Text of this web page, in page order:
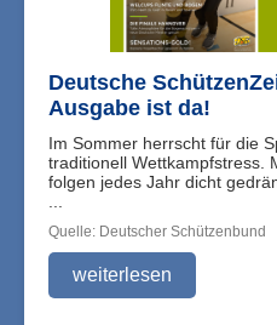
Deutsche
Ausgabe ist da!
Im Sommer herrscht für die
traditionell Wettkampfstress.
folgen jedes Jahr dicht
Quelle: Deutscher Schützenbund
weiterlesen